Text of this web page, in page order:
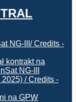
kontrakt na
NG-III
na GPW